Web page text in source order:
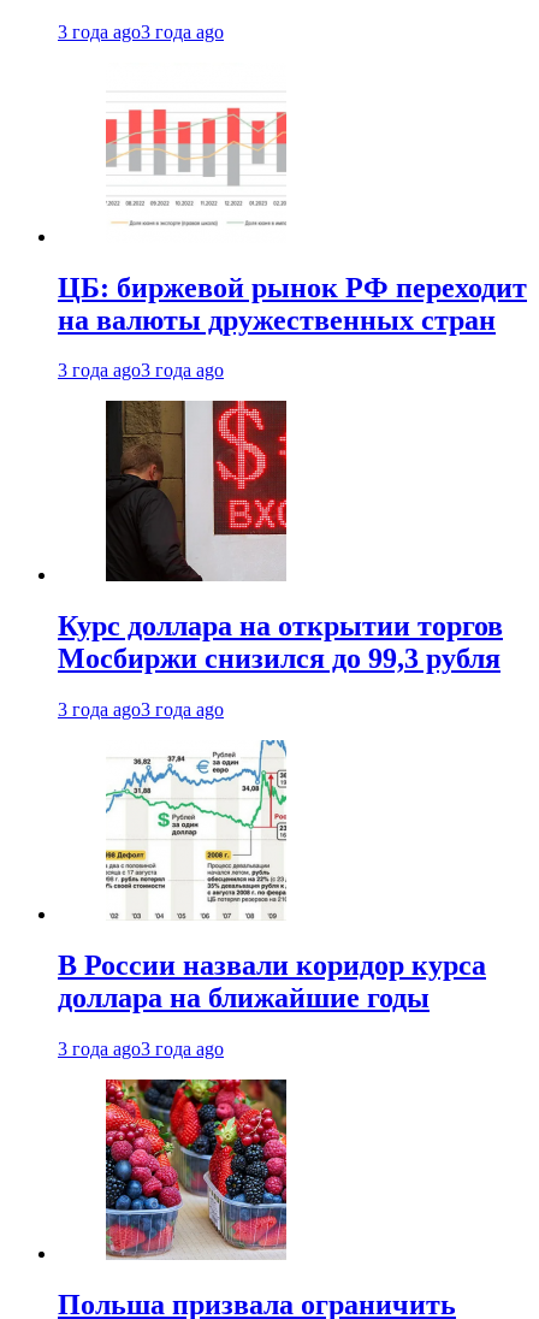
3 года ago3 года ago
ЦБ: биржевой рынок РФ переходит
на валюты дружественных стран
3 года ago3 года ago
Курс доллара на открытии торгов
Мосбиржи снизился до 99,3 рубля
3 года ago3 года ago
В России назвали коридор курса
доллара на ближайшие годы
3 года ago3 года ago
Польша призвала ограничить